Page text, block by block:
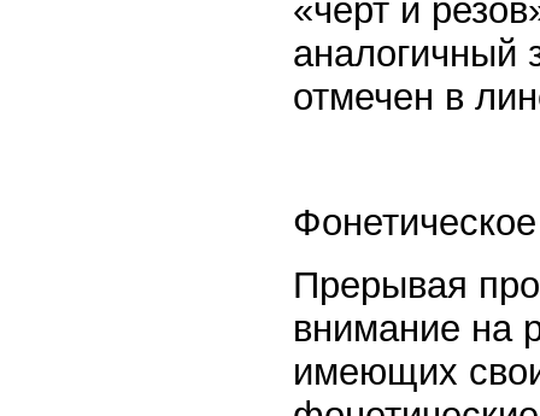
«черт и
аналогичный
отмечен в
Прерывая
внимание на
имеющих